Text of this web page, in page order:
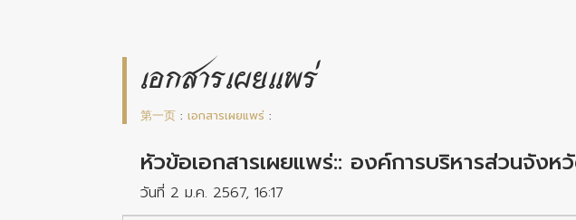
เอกสารเผยแพร่
第一页 : เอกสารเผยแพร่ :
หัวข้อเอกสารเผยแพร่:: องค์การบริหารส่วนจัง
วันที่ 2 ม.ค. 2567, 16:17